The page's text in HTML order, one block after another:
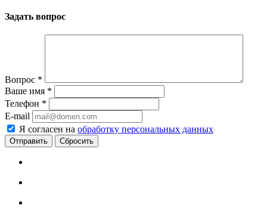
Задать вопрос
Вопрос *
Ваше имя *
Телефон *
E-mail
Я согласен на обработку персональных данных
Сбросить